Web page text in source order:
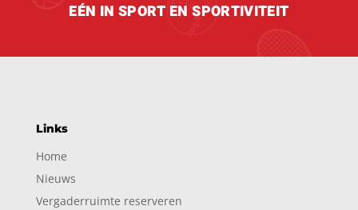
EÉN IN SPORT EN SPORTIVITEIT
Links
Home
Nieuws
Vergaderruimte reserveren